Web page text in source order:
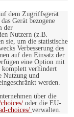
dem Zugriffsgerät
Gerät bezogene
der
Nutzern (z.B.
sie, um die statistische
Verbesserung des
auf den Einsatz der
eine Option mit
komplett verhindert
Nutzung und
werden.
über die
oder die EU-
choices/ verwalten.